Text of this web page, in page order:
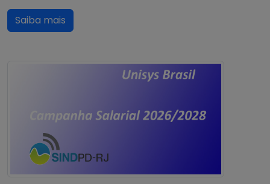
Saiba mais